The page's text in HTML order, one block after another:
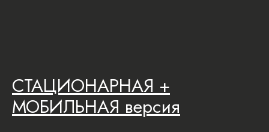
СТАЦИОНАРНАЯ +
МОБИЛЬНАЯ версия